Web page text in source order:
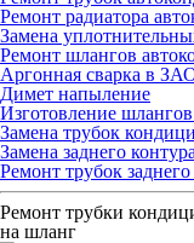
Ремонт радиатора
Замена
Ремонт шлангов
Аргонная сварка в
Димет напыление
Изготовление
Замена трубок
Замена заднего
Ремонт трубок
Ремонт трубки
на шланг